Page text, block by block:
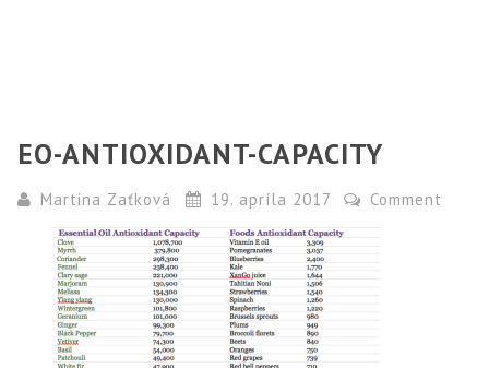
EO-ANTIOXIDANT-CAPACITY
Martina Zaťková 19. apríla 2017 Comment